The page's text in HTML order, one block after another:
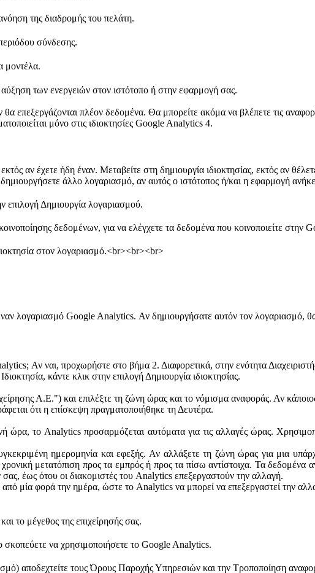
της διαδρομής του πελάτη.
σύνδεσης.
μοντέλα.
των ενεργειών στον ιστότοπο ή στην εφαρμογή σας.
επεξεργάζονται πλέον δεδομένα. Θα μπορείτε ακόμα να βλέπετε τις
μόνο στις ιδιοκτησίες Google Analytics 4.
αν έχετε ήδη έναν. Μεταβείτε στη δημιουργία ιδιοκτησίας, εκτός αν
άλλο λογαριασμό, αν αυτός ο ιστότοπος ή/και η εφαρμογή
επιλογή Δημιουργία λογαριασμού.
δεδομένων, για να ελέγχετε τα δεδομένα που κοινοποιείτε στην
στον λογαριασμό.<br><br><br>
λογαριασμό Google Analytics. Αν δημιουργήσατε αυτόν τον λογαριασμό,
Αν ναι, προχωρήστε στο βήμα 2. Διαφορετικά, στην ενότητα
κάντε κλικ στην επιλογή Δημιουργία ιδιοκτησίας.
Α.Ε.") και επιλέξτε τη ζώνη ώρας και το νόμισμα αναφοράς. Αν
ότι η επίσκεψη πραγματοποιήθηκε τη Δευτέρα.
ώρα, το Analytics προσαρμόζεται αυτόματα για τις αλλαγές ώρας.
ημερομηνία και εφεξής. Αν αλλάξετε τη ζώνη ώρας για μια
μετατόπιση προς τα εμπρός ή προς τα πίσω αντίστοιχα. Τα
έως ότου οι διακομιστές του Analytics επεξεργαστούν την αλλαγή.
μία φορά την ημέρα, ώστε το Analytics να μπορεί να επεξεργαστεί την
το μέγεθος της επιχείρησής σας.
σκοπεύετε να χρησιμοποιήσετε το Google Analytics.
αποδεχτείτε τους Όρους Παροχής Υπηρεσιών και την Τροποποίηση